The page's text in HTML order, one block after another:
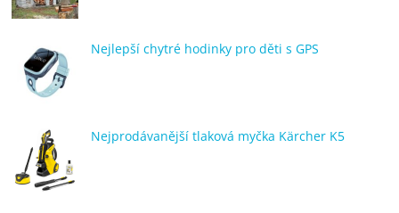
Nejlepší chytré hodinky pro děti s GPS
Nejprodávanější tlaková myčka Kärcher K5